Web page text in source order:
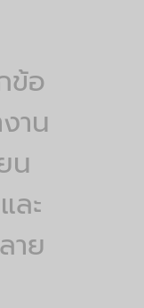
ข้อ
าน
น
ละ
าย